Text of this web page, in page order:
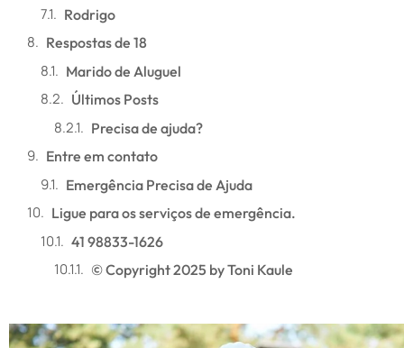
Rodrigo
Respostas de 18
Marido de Aluguel
Últimos Posts
Precisa de ajuda?
Entre em contato
Emergência Precisa de Ajuda
Ligue para os serviços de emergência.
41 98833-1626
© Copyright 2025 by Toni Kaule